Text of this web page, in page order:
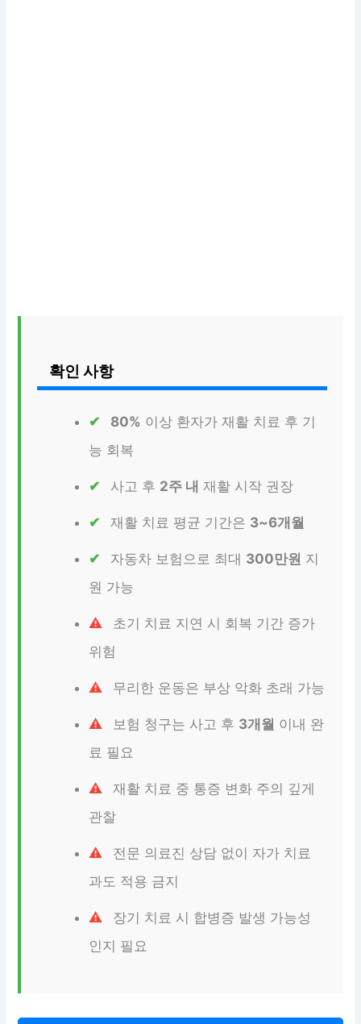
확인 사항
80% 이상 환자가 재활 치료 후 기
능 회복
사고 후 2주 내 재활 시작 권장
재활 치료 평균 기간은 3~6개월
자동차 보험으로 최대 300만원 지
원 가능
초기 치료 지연 시 회복 기간 증가
위험
무리한 운동은 부상 악화 초래 가능
보험 청구는 사고 후 3개월 이내 완
료 필요
재활 치료 중 통증 변화 주의 깊게
관찰
전문 의료진 상담 없이 자가 치료
과도 적용 금지
장기 치료 시 합병증 발생 가능성
인지 필요